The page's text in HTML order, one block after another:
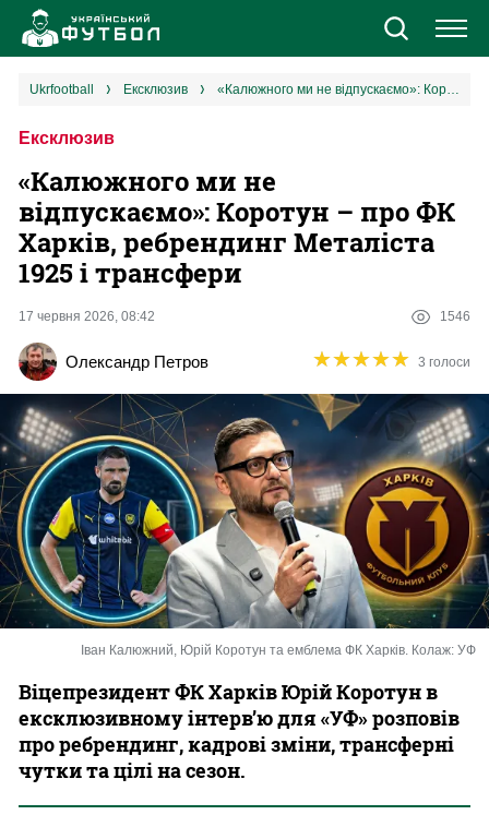
Новини
Єврокубки
УПЛ
Різне
Букмекери
Казино
ukrfootball ексклюзив «Калюжного ми не відпускаємо»: Коротун – про ФК Харків, ребрендинг Металіста 1925 і трансфери
Ексклюзив
«Калюжного ми не
відпускаємо»: Коротун – про ФК
Харків, ребрендинг Металіста
1925 і трансфери
17 червня 2026, 08:42 1546
Олександр Петров ★★★★★
★★★★★ 3 голоси
Іван Калюжний, Юрій Коротун та емблема ФК Харків. Колаж: УФ
Віцепрезидент ФК Харків Юрій Коротун в
ексклюзивному інтерв’ю для «УФ» розповів
про ребрендинг, кадрові зміни, трансферні
чутки та цілі на сезон.